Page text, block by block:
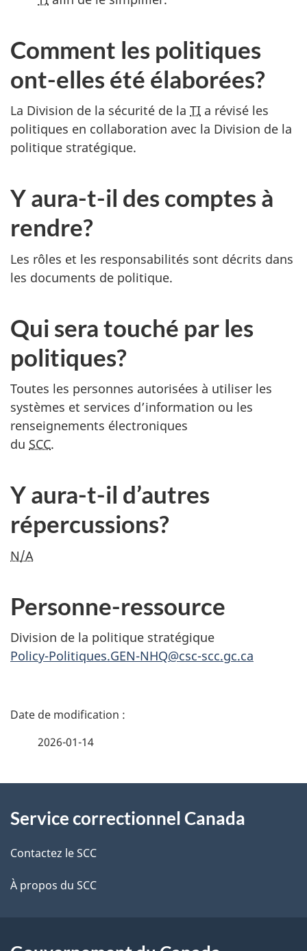
Comment les politiques
ont-elles été élaborées?
La Division de la sécurité de la TI a révisé les
politiques en collaboration avec la Division de la
politique stratégique.
Y aura-t-il des comptes à
rendre?
Les rôles et les responsabilités sont décrits dans
les documents de politique.
Qui sera touché par les
politiques?
Toutes les personnes autorisées à utiliser les
systèmes et services d’information ou les
renseignements électroniques
du SCC.
Y aura-t-il d’autres
répercussions?
N/A
Personne-ressource
Division de la politique stratégique
Policy-Politiques.GEN-NHQ@csc-scc.gc.ca
D
i
l
s
e
2026-01-14
propos
de
ce
Service correctionnel Canada
Contactez le SCC
À propos du SCC